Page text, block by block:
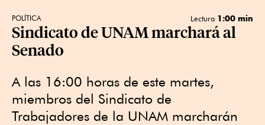
POLÍTICA Lectura 1:00 min
Sindicato de UNAM marchará al
Senado
A las 16:00 horas de este martes,
miembros del Sindicato de
Trabajadores de la UNAM marcharán